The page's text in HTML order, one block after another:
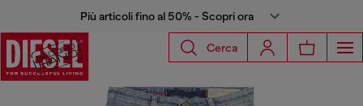
Più articoli fino al 50% - Scopri ora
Cerca